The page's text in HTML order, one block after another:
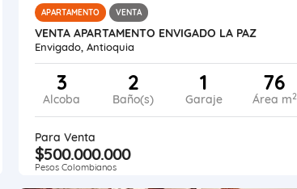
APARTAMENTO VENTA
VENTA APARTAMENTO ENVIGADO LA PAZ
Envigado, Antioquia
3
Alcoba
2
Baño(s)
1
Garaje
76
Área m2
Para Venta
$500.000.000
Pesos Colombianos